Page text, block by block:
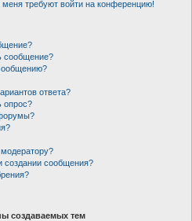
требуют войти на конференцию!
сообщение?
ответа?
опрос?
создании сообщения?
создаваемых тем